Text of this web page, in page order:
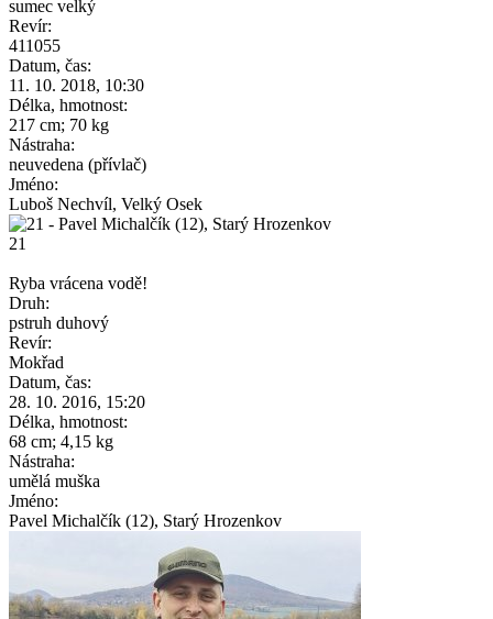
sumec velký
Revír:
411055
Datum, čas:
11. 10. 2018, 10:30
Délka, hmotnost:
217 cm; 70 kg
Nástraha:
neuvedena (přívlač)
Jméno:
Luboš Nechvíl, Velký Osek
21
Ryba vrácena vodě!
Druh:
pstruh duhový
Revír:
Mokřad
Datum, čas:
28. 10. 2016, 15:20
Délka, hmotnost:
68 cm; 4,15 kg
Nástraha:
umělá muška
Jméno:
Pavel Michalčík (12), Starý Hrozenkov